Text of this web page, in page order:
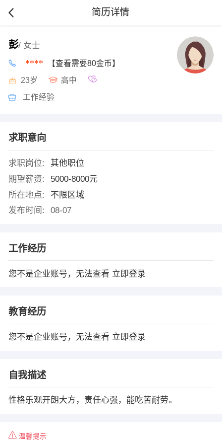
简历详情
彭/ 女士
**** 【查看需要80金币】
23岁 高中
工作经验
求职意向
求职岗位:
其他职位
期望薪资:
5000-8000元
所在地点:
不限区域
发布时间:
08-07
工作经历
您不是企业账号，无法查看 立即登录
教育经历
您不是企业账号，无法查看 立即登录
自我描述
性格乐观开朗大方，责任心强，能吃苦耐劳。
温馨提示